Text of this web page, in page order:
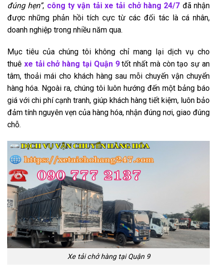
đúng hẹn”, công ty vận tải xe tải chở hàng 24/7 đã nhận
được những phản hồi tích cực từ các đối tác là cá nhân,
doanh nghiệp trong nhiều năm qua.
Mục tiêu của chúng tôi không chỉ mang lại dịch vụ cho
thuê xe tải chở hàng tại Quận 9tốt nhất mà còn tạo sự an
tâm, thoải mái cho khách hàng sau mỗi chuyến vận chuyển
hàng hóa. Ngoài ra, chúng tôi luôn hướng đến một bảng báo
giá với chi phí cạnh tranh, giúp khách hàng tiết kiệm, luôn bảo
đảm tính nguyên vẹn của hàng hóa, nhận đúng nơi, giao đúng
chỗ.
Xe tải chở hàng tại Quận 9